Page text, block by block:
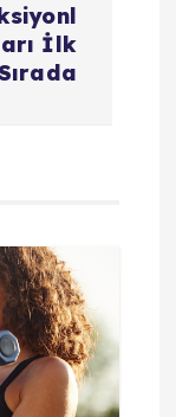
arı İlk